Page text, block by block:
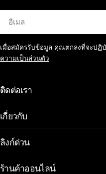
อีเมล
เมื่อสมัครรับข้อมูล คุณตกลงที่จะปฏิ
ความเป็นส่วนตัว
ติดต่อเรา
เกี่ยวกับ
ลิงก์ด่วน
ร้านค้าออนไลน์